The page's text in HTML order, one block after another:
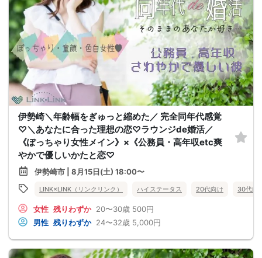
伊勢崎＼年齢幅をぎゅっと縮めた／ 完全同年代感覚
♡＼あなたに合った理想の恋♡ラウンジde婚活／
《ぽっちゃり女性メイン》×《公務員・高年収etc爽
やかで優しいかたと恋♡
伊勢崎市 | 8月15日(土) 18:00〜
LINK×LINK（リンクリンク） ハイステータス 20代向け 30代向
女性 残りわずか 20〜30歳 500円
男性 残りわずか 24〜32歳 5,000円